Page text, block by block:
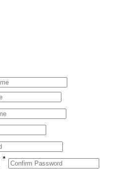
*